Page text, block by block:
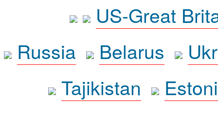
US-Great
Russia
Belarus
Tajikistan